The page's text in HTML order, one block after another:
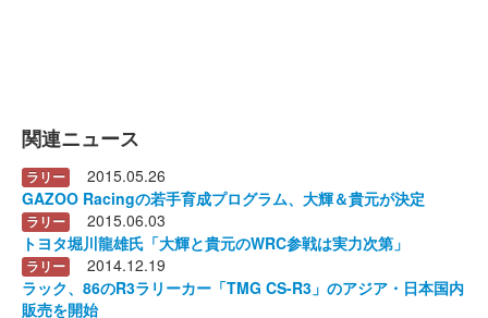
関連ニュース
ラリー
2015.05.26
GAZOO Racingの若手育成プログラム、大輝＆貴元が決定
ラリー
2015.06.03
トヨタ堀川龍雄氏「大輝と貴元のWRC参戦は実力次第」
ラリー
2014.12.19
ラック、86のR3ラリーカー「TMG CS-R3」のアジア・日本国内
販売を開始